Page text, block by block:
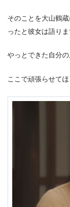
そのことを大山鶴
ったと彼女は語りま
やっとできた自分の
ここで頑張らせて